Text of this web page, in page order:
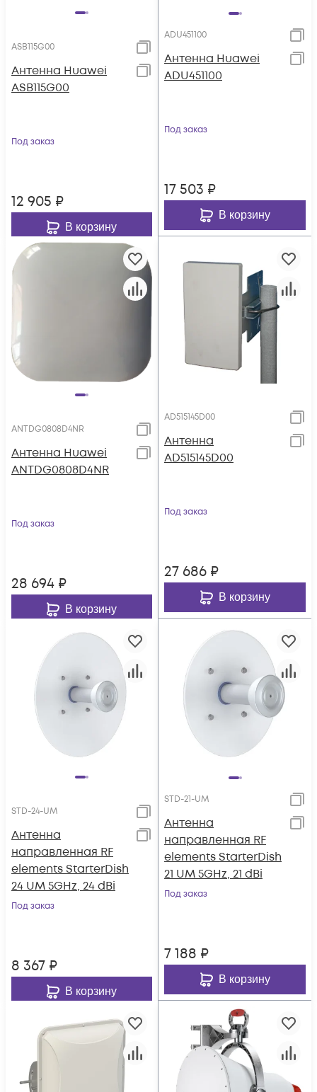
ASB115G00
Антенна Huawei
ASB115G00
Под заказ
12 905 ₽
В корзину
ADU451100
Антенна Huawei
ADU451100
Под заказ
17 503 ₽
В корзину
ANTDG0808D4NR
Антенна Huawei
ANTDG0808D4NR
Под заказ
28 694 ₽
В корзину
AD515145D00
Антенна
AD515145D00
Под заказ
27 686 ₽
В корзину
STD-24-UM
Антенна
направленная RF
elements StarterDish
24 UM 5GHz, 24 dBi
Под заказ
8 367 ₽
В корзину
STD-21-UM
Антенна
направленная RF
elements StarterDish
21 UM 5GHz, 21 dBi
Под заказ
7 188 ₽
В корзину